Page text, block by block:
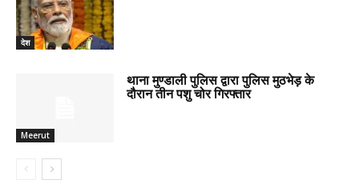
देश
Meerut
थाना मुण्डाली पुलिस द्वारा पुलिस मुठभेड़ के
दौरान तीन पशु चोर गिरफ्तार